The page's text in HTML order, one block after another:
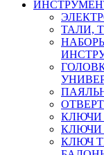
ТАЛИ,
КЛЮЧИ
КЛЮЧИ
КЛЮЧ